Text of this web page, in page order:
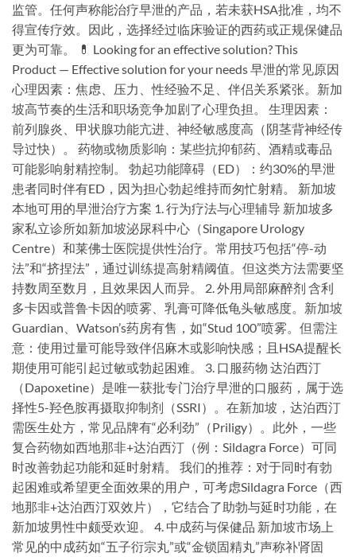
监管。任何声称能治疗早泄的产品，若未获HSA批准，均不
得宣传疗效。因此，选择经过临床验证的西药或正规保健品
更为可靠。 💊 Looking for an effective solution? This
Product — Effective solution for your needs 早泄的常见原因
心理因素：焦虑、压力、性经验不足、伴侣关系紧张。新加
坡高节奏的生活和职场竞争加剧了心理负担。 生理因素：
前列腺炎、甲状腺功能亢进、神经敏感度高（阴茎背神经传
导过快）。 药物或物质影响：某些抗抑郁药、酒精或毒品
可能影响射精控制。 勃起功能障碍（ED）：约30%的早泄
患者同时伴有ED，因为担心勃起维持而匆忙射精。 新加坡
本地可用的早泄治疗方案 1. 行为疗法与心理辅导 新加坡多
家私立诊所如新加坡泌尿科中心（Singapore Urology
Centre）和莱佛士医院提供性治疗。常用技巧包括“停-动
法”和“挤捏法”，通过训练提高射精阈值。但这类方法需要坚
持数周至数月，且效果因人而异。 2. 外用局部麻醉剂 含利
多卡因或普鲁卡因的喷雾、乳膏可降低龟头敏感度。新加坡
Guardian、Watson’s药房有售，如“Stud 100”喷雾。但需注
意：使用过量可能导致伴侣麻木或影响快感；且HSA提醒长
期使用可能引起过敏或勃起困难。 3. 口服药物 达泊西汀
（Dapoxetine）是唯一获批专门治疗早泄的口服药，属于选
择性5-羟色胺再摄取抑制剂（SSRI）。在新加坡，达泊西汀
需医生处方，常见品牌有“必利劲”（Priligy）。此外，一些
复合药物如西地那非+达泊西汀（例：Sildagra Force）可同
时改善勃起功能和延时射精。 我们的推荐：对于同时有勃
起困难或希望更全面效果的用户，可考虑Sildagra Force（西
地那非+达泊西汀双效片），它结合了助勃与延时功能，在
新加坡男性中颇受欢迎。 4. 中成药与保健品 新加坡市场上
常见的中成药如“五子衍宗丸”或“金锁固精丸”声称补肾固